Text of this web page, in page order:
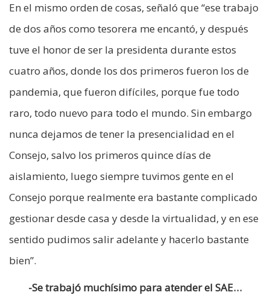
En el mismo orden de cosas, señaló que “ese trabajo
de dos años como tesorera me encantó, y después
tuve el honor de ser la presidenta durante estos
cuatro años, donde los dos primeros fueron los de
pandemia, que fueron difíciles, porque fue todo
raro, todo nuevo para todo el mundo. Sin embargo
nunca dejamos de tener la presencialidad en el
Consejo, salvo los primeros quince días de
aislamiento, luego siempre tuvimos gente en el
Consejo porque realmente era bastante complicado
gestionar desde casa y desde la virtualidad, y en ese
sentido pudimos salir adelante y hacerlo bastante
bien”.
-Se trabajó muchísimo para atender el SAE…